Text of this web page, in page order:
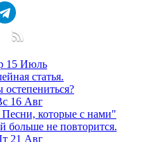
15 Июль
статья.
16 Авг
которые с нами"
больше не повторится.
21 Авг